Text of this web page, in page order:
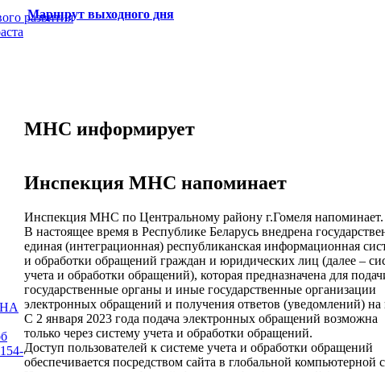
развития
Маршрут выходного дня
МНС информирует
Инспекция МНС напоминает
Инспекция МНС по Центральному району г.Гомеля напоминает.
В настоящее время в Республике Беларусь внедрена
единая (интеграционная) республиканская информационная
и обработки обращений граждан и юридических лиц (далее –
учета и обработки обращений), которая предназначена для
государственные органы и иные государственные организации
электронных обращений и получения ответов (уведомлений) на
С 2 января 2023 года подача электронных обращений возможна
только через систему учета и обработки обращений.
Доступ пользователей к системе учета и обработки обращений
обеспечивается посредством сайта в глобальной компьютерной